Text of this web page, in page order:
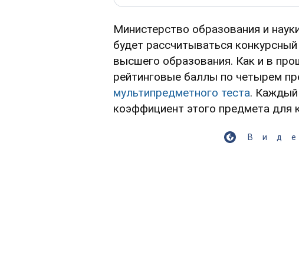
Министерство образования и
будет рассчитываться
высшего образования. Как и в
рейтинговые баллы по четырем
мультипредметного теста. Каждый
коэффициент этого предмета для